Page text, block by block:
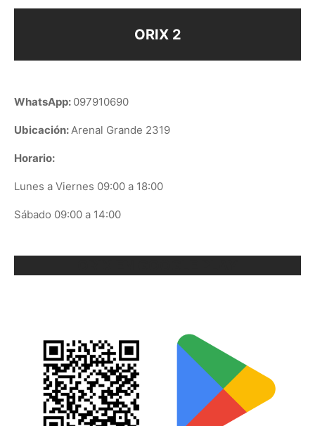
ORIX 2
WhatsApp: 097910690
Ubicación:Arenal Grande 2319
Horario:
Lunes a Viernes 09:00 a 18:00
Sábado 09:00 a 14:00